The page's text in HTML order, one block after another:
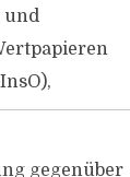
und
gegenüber